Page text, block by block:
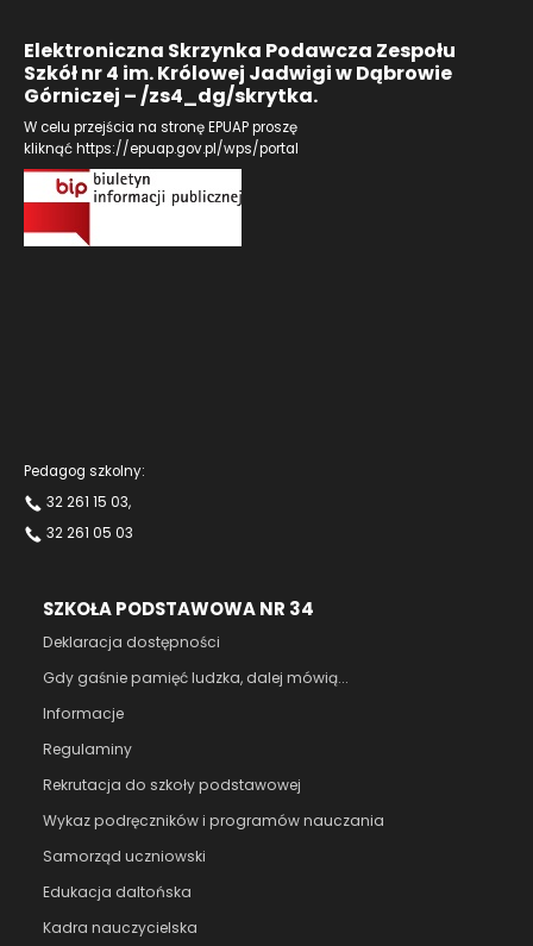
Elektroniczna Skrzynka Podawcza Zespołu
Szkół nr 4 im. Królowej Jadwigi w Dąbrowie
Górniczej – /zs4_dg/skrytka.
W celu przejścia na stronę EPUAP proszę
kliknąćhttps://epuap.gov.pl/wps/portal
Pedagog szkolny:
32 261 15 03,
32 261 05 03
SZKOŁA PODSTAWOWA NR 34
Deklaracja dostępności
Gdy gaśnie pamięć ludzka, dalej mówią...
Informacje
Regulaminy
Rekrutacja do szkoły podstawowej
Wykaz podręczników i programów nauczania
Samorząd uczniowski
Edukacja daltońska
Kadra nauczycielska